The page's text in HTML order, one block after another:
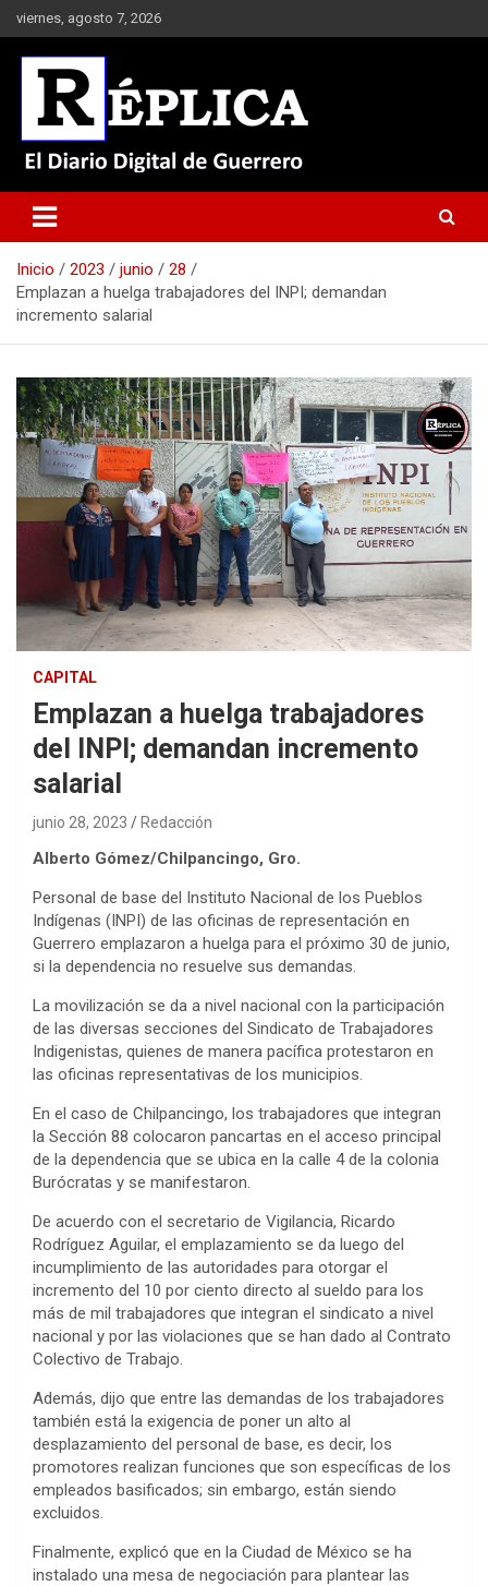
Saltar
al
contenido
viernes, agosto 7, 2026
Réplica
Inicio 2023 junio
28
Emplazan a huelga trabajadores del INPI; demandan
incremento salarial
CAPITAL
Emplazan a huelga trabajadores
del INPI; demandan incremento
salarial
junio 28, 2023 Redacción
Alberto Gómez/Chilpancingo, Gro.
Personal de base del Instituto Nacional de los Pueblos
Indígenas (INPI) de las oficinas de representación en
Guerrero emplazaron a huelga para el próximo 30 de junio,
si la dependencia no resuelve sus demandas.
La movilización se da a nivel nacional con la participación
de las diversas secciones del Sindicato de Trabajadores
Indigenistas, quienes de manera pacífica protestaron en
las oficinas representativas de los municipios.
En el caso de Chilpancingo, los trabajadores que integran
la Sección 88 colocaron pancartas en el acceso principal
de la dependencia que se ubica en la calle 4 de la colonia
Burócratas y se manifestaron.
De acuerdo con el secretario de Vigilancia, Ricardo
Rodríguez Aguilar, el emplazamiento se da luego del
incumplimiento de las autoridades para otorgar el
incremento del 10 por ciento directo al sueldo para los
más de mil trabajadores que integran el sindicato a nivel
nacional y por las violaciones que se han dado al Contrato
Colectivo de Trabajo.
Además, dijo que entre las demandas de los trabajadores
también está la exigencia de poner un alto al
desplazamiento del personal de base, es decir, los
promotores realizan funciones que son específicas de los
empleados basificados; sin embargo, están siendo
excluidos.
Finalmente, explicó que en la Ciudad de México se ha
instalado una mesa de negociación para plantear las